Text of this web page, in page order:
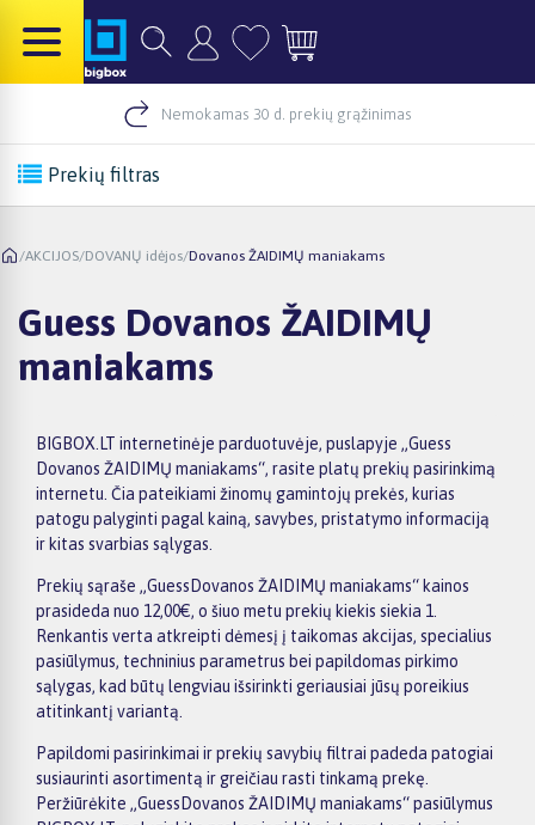
Nemokamas 30 d. prekių grąžinimas
Prekių filtras
/AKCIJOS/DOVANŲ idėjos/Dovanos ŽAIDIMŲ maniakams
Guess Dovanos ŽAIDIMŲ
maniakams
BIGBOX.LT internetinėje parduotuvėje, puslapyje „Guess
Dovanos ŽAIDIMŲ maniakams“, rasite platų prekių pasirinkimą
internetu. Čia pateikiami žinomų gamintojų prekės, kurias
patogu palyginti pagal kainą, savybes, pristatymo informaciją
ir kitas svarbias sąlygas.
Prekių sąraše „GuessDovanos ŽAIDIMŲ maniakams“ kainos
prasideda nuo 12,00€, o šiuo metu prekių kiekis siekia 1.
Renkantis verta atkreipti dėmesį į taikomas akcijas, specialius
pasiūlymus, techninius parametrus bei papildomas pirkimo
sąlygas, kad būtų lengviau išsirinkti geriausiai jūsų poreikius
atitinkantį variantą.
Papildomi pasirinkimai ir prekių savybių filtrai padeda patogiai
susiaurinti asortimentą ir greičiau rasti tinkamą prekę.
Peržiūrėkite „GuessDovanos ŽAIDIMŲ maniakams“ pasiūlymus